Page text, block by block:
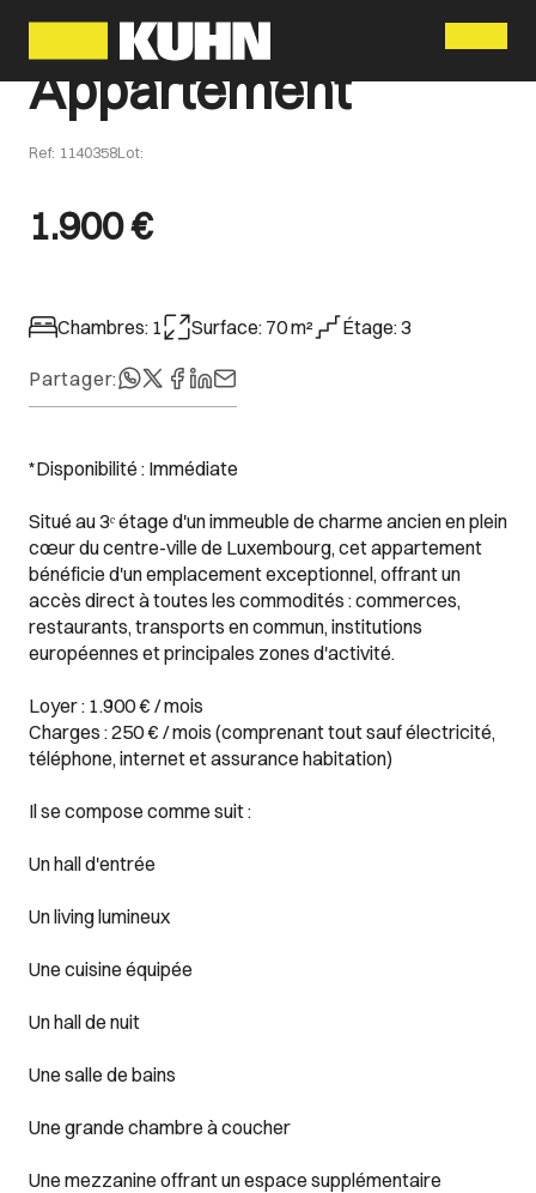
Appartement
Ref: 1140358Lot:
Chambres: 1 Surface: 70m² Étage:3
Partager:
*Disponibilité : Immédiate
Situé au 3ᵉ étage d'un immeuble de charme ancien en plein
cœur du centre-ville de Luxembourg, cet appartement
bénéficie d'un emplacement exceptionnel, offrant un
accès direct à toutes les commodités : commerces,
restaurants, transports en commun, institutions
européennes et principales zones d'activité.
Loyer : 1.900 € / mois
Charges : 250 € / mois (comprenant tout sauf électricité,
téléphone, internet et assurance habitation)
Il se compose comme suit :
Un hall d'entrée
Un living lumineux
Une cuisine équipée
Un hall de nuit
Une salle de bains
Une grande chambre à coucher
Une mezzanine offrant un espace supplémentaire
1.900 €
Menu